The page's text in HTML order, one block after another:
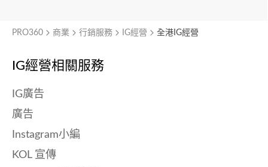
IG經營相關服務
IG廣告
廣告
Instagram小編
KOL 宣傳
PRO360 商業 行銷服務 IG經營 全港IG經營